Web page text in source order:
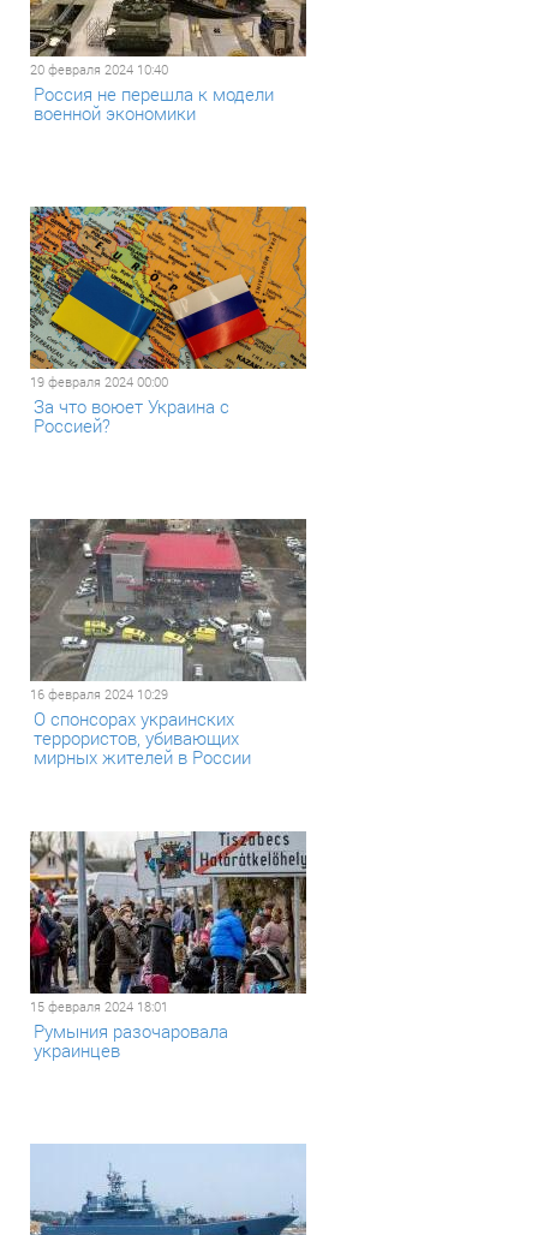
20 февраля 2024 10:40
Россия не перешла к модели
военной экономики
19 февраля 2024 00:00
За что воюет Украина с
Россией?
16 февраля 2024 10:29
О спонсорах украинских
террористов, убивающих
мирных жителей в России
15 февраля 2024 18:01
Румыния разочаровала
украинцев